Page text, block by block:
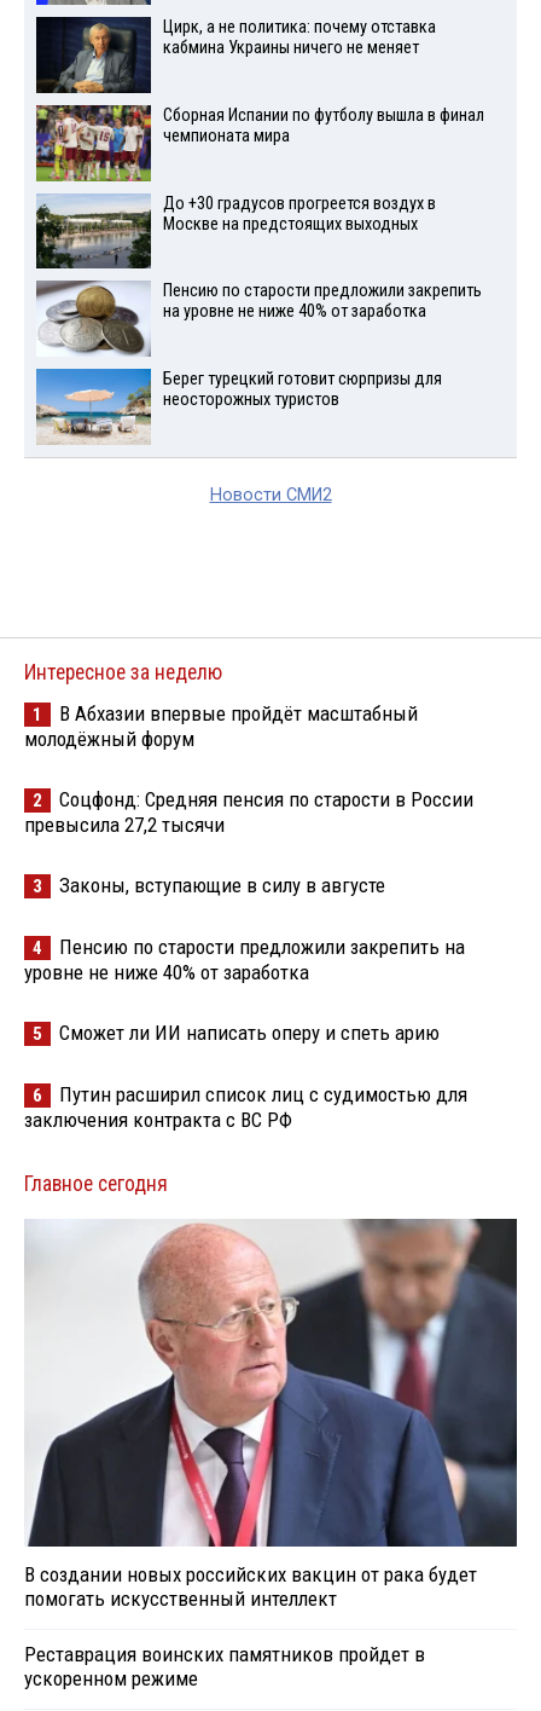
Цирк, а не политика: почему отставка
кабмина Украины ничего не меняет
Сборная Испании по футболу вышла в финал
чемпионата мира
До +30 градусов прогреется воздух в
Москве на предстоящих выходных
Пенсию по старости предложили закрепить
на уровне не ниже 40% от заработка
Берег турецкий готовит сюрпризы для
неосторожных туристов
Новости СМИ2
Интересное за неделю
1
В Абхазии впервые пройдёт масштабный
молодёжный форум
2
Соцфонд: Средняя пенсия по старости в России
превысила 27,2 тысячи
3 Законы, вступающие в силу в августе
4
Пенсию по старости предложили закрепить на
уровне не ниже 40% от заработка
5 Сможет ли ИИ написать оперу и спеть арию
6
Путин расширил список лиц с судимостью для
заключения контракта с ВС РФ
Главное сегодня
В создании новых российских вакцин от рака будет
помогать искусственный интеллект
Реставрация воинских памятников пройдет в
ускоренном режиме